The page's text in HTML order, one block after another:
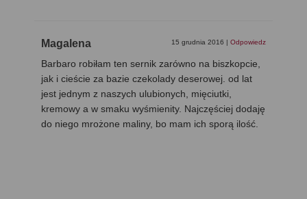
Magalena 15 grudnia 2016 Odpowiedz
Barbaro robiłam ten sernik zarówno na biszkopcie,
jak i cieście za bazie czekolady deserowej. od lat
jest jednym z naszych ulubionych, mięciutki,
kremowy a w smaku wyśmienity. Najczęściej dodaję
do niego mrożone maliny, bo mam ich sporą ilość.